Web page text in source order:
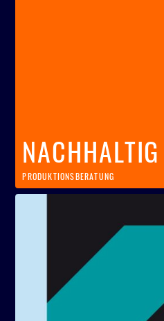
NACHHALTIG
PRODUKTIONSBERATUNG